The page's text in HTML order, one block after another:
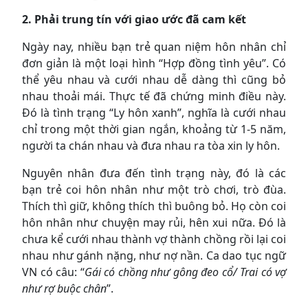
2. Phải trung tín với giao ước đã cam kết
Ngày nay, nhiều bạn trẻ quan niệm hôn nhân chỉ
đơn giản là một loại hình “Hợp đồng tình yêu”. Có
thể yêu nhau và cưới nhau dễ dàng thì cũng bỏ
nhau thoải mái. Thực tế đã chứng minh điều này.
Đó là tình trạng “Ly hôn xanh”, nghĩa là cưới nhau
chỉ trong một thời gian ngắn, khoảng từ 1-5 năm,
người ta chán nhau và đưa nhau ra tòa xin ly hôn.
Nguyên nhân đưa đến tình trạng này, đó là các
bạn trẻ coi hôn nhân như một trò chơi, trò đùa.
Thích thì giữ, không thích thì buông bỏ. Họ còn coi
hôn nhân như chuyện may rủi, hên xui nữa. Đó là
chưa kể cưới nhau thành vợ thành chồng rồi lại coi
nhau như gánh nặng, như nợ nần. Ca dao tục ngữ
VN có câu: “Gái có chồng như gông đeo cổ/ Trai có vợ
như rợ buộc chân”.